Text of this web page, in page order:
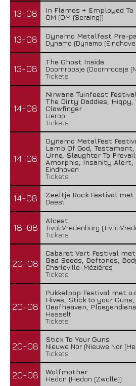
13-08
In Flames + Employed To
OM (OM (Seraing))
13-08
Dynamo Metalfest Pre-
Dynamo (Dynamo
13-08
The Ghost Inside
Doornroosje (Doornroosje
Tickets
14-08
Nirwana Tuinfeest
The Dirty Daddies, Hiqpy,
Clawfinger
Lierop
Tickets
14-08
Dynamo MetalFest
Lamb Of God,
Urne, Slaughter To
Amorphis, Insanity Alert,
Eindhoven
Tickets
14-08
Zeeltje Rock Festival met
Deest
18-08
Alcest
TivoliVredenburg
Tickets
20-08
Cabaret Vert Festival met
Bad Seeds, Deftones,
Charleville-Mézières
Tickets
20-08
Pukkelpop Festival met
Hives, Stick to your Guns,
Deafheaven,
Hasselt
Tickets
20-08
Stick To Your Guns
Nieuwe Nor (Nieuwe Nor
Tickets
20-08
Wolfmother
Hedon (Hedon (Zwolle))